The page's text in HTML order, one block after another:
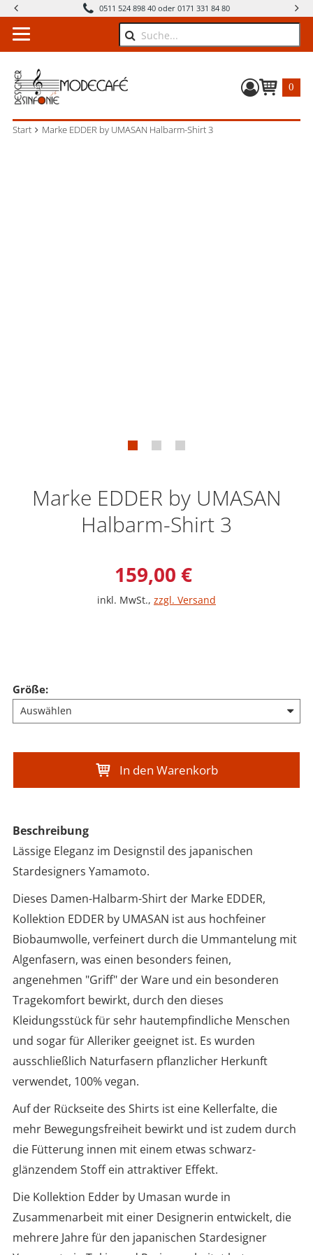
0511 524 898 40 oder 0171 331 84 80
Suche
0
Start Marke EDDER by UMASAN Halbarm-Shirt 3
Marke EDDER by UMASAN
Halbarm-Shirt 3
Verkaufspreis:
159,00 €
inkl. MwSt., zzgl. Versand
Größe:
In den Warenkorb
Beschreibung
Lässige Eleganz im Designstil des japanischen
Stardesigners Yamamoto.
Dieses Damen-Halbarm-Shirt der Marke EDDER,
Kollektion EDDER by UMASAN ist aus hochfeiner
Biobaumwolle, verfeinert durch die Ummantelung mit
Algenfasern, was einen besonders feinen,
angenehmen "Griff" der Ware und ein besonderen
Tragekomfort bewirkt, durch den dieses
Kleidungsstück für sehr hautempfindliche Menschen
und sogar für Alleriker geeignet ist. Es wurden
ausschließlich Naturfasern pflanzlicher Herkunft
verwendet, 100% vegan.
Auf der Rückseite des Shirts ist eine Kellerfalte, die
mehr Bewegungsfreiheit bewirkt und ist zudem durch
die Fütterung innen mit einem etwas schwarz-
glänzendem Stoff ein attraktiver Effekt.
Die Kollektion Edder by Umasan wurde in
Zusammenarbeit mit einer Designerin entwickelt, die
mehrere Jahre für den japanischen Stardesigner